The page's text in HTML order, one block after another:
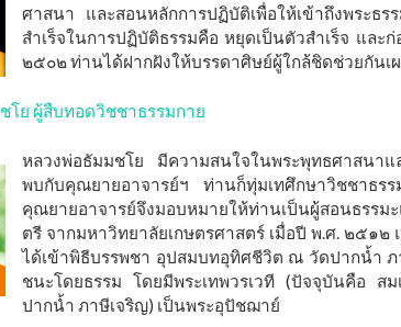
ศาสนา และสอนหลักการปฏิบัติเพื่อให้เข้าถึงพระธ
สำเร็จในการปฏิบัติธรรมคือ หยุดเป็นตัวสำเร็จ แล
๒๕๐๒ ท่านได้ฝากฝังให้บรรดาศิษย์ผู้ใกล้ชิดช่วยกันเ
โย ผู้สืบทอดวิชชาธรรมกาย
หลวงพ่อธัมมชโย มีความสนใจในพระพุทธศาสนาแ
พบกับคุณยายอาจารย์ฯ ท่านก็ทุ่มเทศึกษาวิชชาธรร
คุณยายอาจารย์จึงมอบหมายให้ท่านเป็นผู้สอนธรร
ตรี จากมหาวิทยาลัยเกษตรศาสตร์ เมื่อปี พ.ศ. ๒๕๑
ได้เข้าพิธีบรรพชา อุปสมบทอุทิศชีวิต ณ วัดปากน้ำ
ชนะโดยธรรม โดยมีพระเทพวรเวที (ปัจจุบันคือ สม
ปากน้ำ ภาษีเจริญ) เป็นพระอุปัชฌาย์